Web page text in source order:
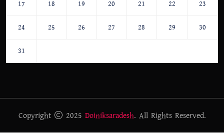
17 18 19 20 21 22 23
24 25 26 27 28 29 30
31
Copyright 2025 Doiniksaradesh. All Rights Reserved.